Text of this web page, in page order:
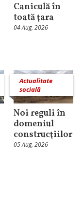
Caniculă în
toată ţara
04 Aug, 2026
Actualitate
socială
Noi reguli în
domeniul
construcţiilor
05 Aug, 2026